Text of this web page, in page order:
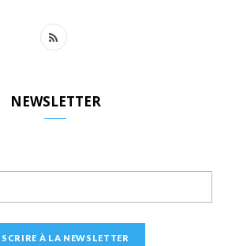
R
NEWSLETTER